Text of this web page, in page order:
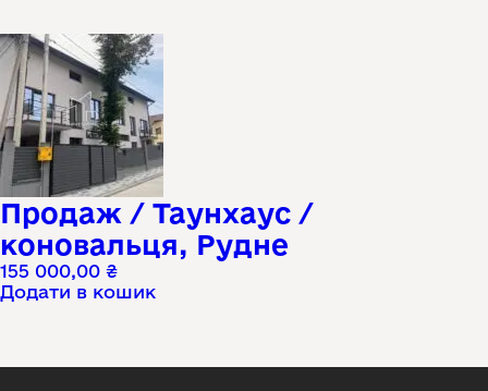
Продаж / Таунхаус /
коновальця, Рудне
155 000,00 ₴
Додати в кошик